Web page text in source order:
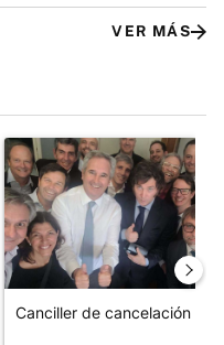
VER MÁS
más comentarios en los
"Milei despidió a Jorge
Un artículo de tendencia con
Canciller de cancelación